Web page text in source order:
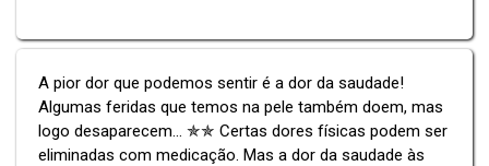
A pior dor que podemos sentir é a dor da saudade!
Algumas feridas que temos na pele também doem, mas
logo desaparecem... ✯✯ Certas dores físicas podem ser
eliminadas com medicação. Mas a dor da saudade às